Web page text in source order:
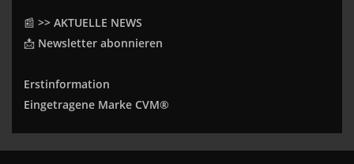
📰 >> AKTUELLE NEWS
📩 Newsletter abonnieren
Erstinformation
Eingetragene Marke CVM®